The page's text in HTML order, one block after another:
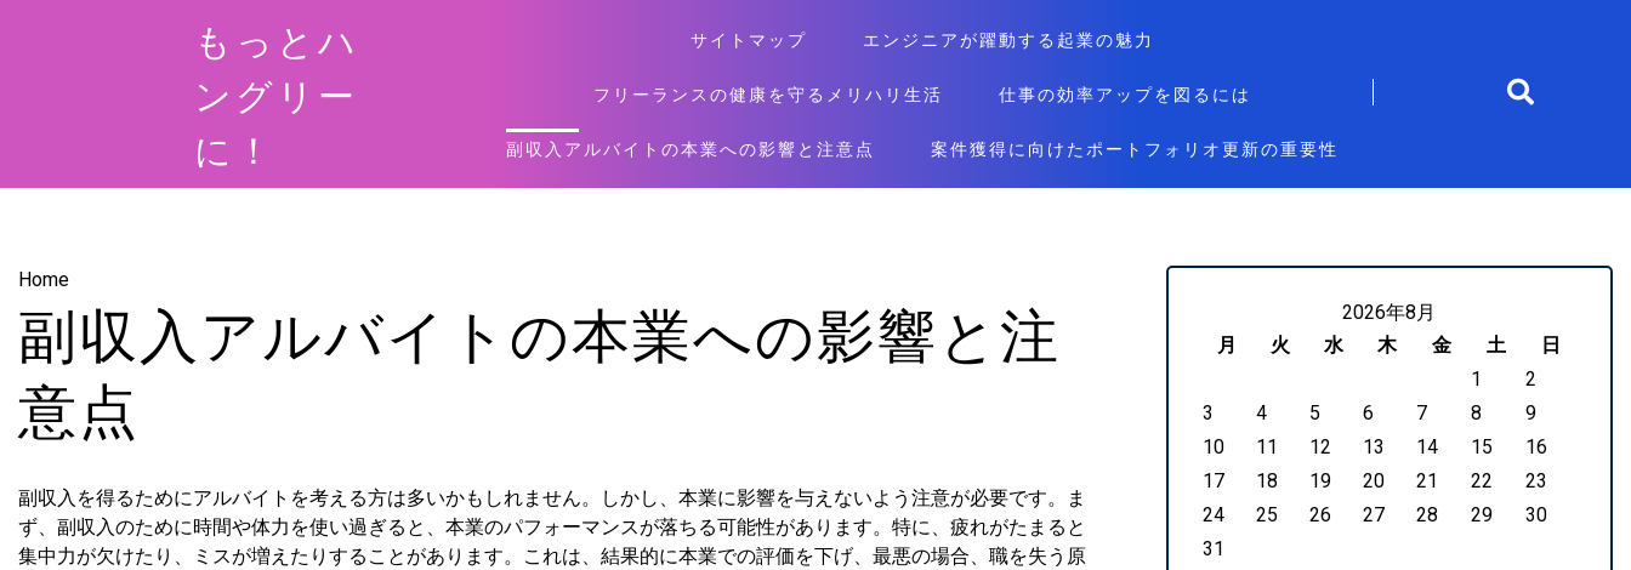
もっとハ
ングリー
に！
サイトマップ エンジニアが躍動する起業の魅力
フリーランスの健康を守るメリハリ生活 仕事の効率アップを図るには
副収入アルバイトの本業への影響と注意点 案件獲得に向けたポートフォリオ更新の重要性
Home
副収入アルバイトの本業への影響と注
意点
副収入を得るためにアルバイトを考える方は多いかもしれません。しかし、本業に影響を与えないよう注意が必要です。ま
ず、副収入のために時間や体力を使い過ぎると、本業のパフォーマンスが落ちる可能性があります。特に、疲れがたまると
集中力が欠けたり、ミスが増えたりすることがあります。これは、結果的に本業での評価を下げ、最悪の場合、職を失う原
2026年8月
月
火 水 木 金 土
日
1
2
3
4 5 6 7 8
9
10
11 12 13 14 15
16
17
18 19 20 21 22
23
24
25 26 27 28 29
30
31